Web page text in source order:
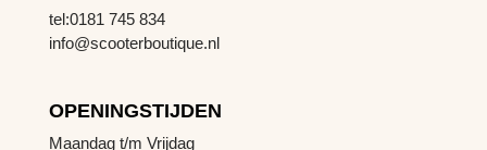
tel:0181 745 834
info@scooterboutique.nl
OPENINGSTIJDEN
Maandag t/m Vrijdag